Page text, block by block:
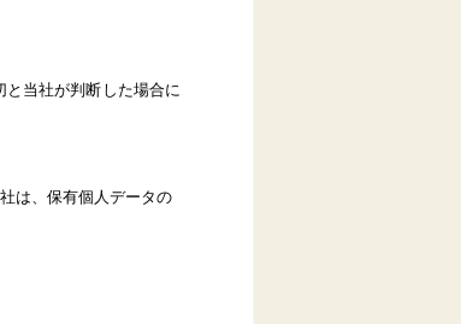
当社が判断した場合に
は、保有個人データの